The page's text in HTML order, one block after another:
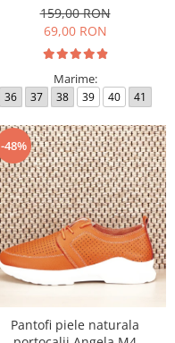
159,00 RON
69,00 RON
Marime:
36 37 38 39 40 41
-48%
Pantofi piele naturala